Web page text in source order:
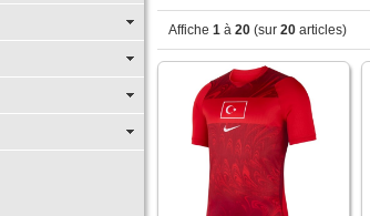
Affiche 1 à 20 (sur 20 articles)